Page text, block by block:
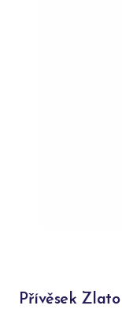
Přívěsek Zlato